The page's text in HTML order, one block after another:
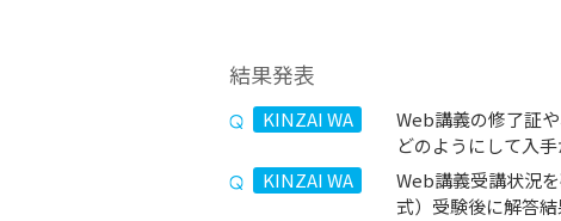
結果発表
KINZAI WA
Web講義の修了証
どのようにして入
KINZAI WA
Web講義受講状況
式）受験後に解答